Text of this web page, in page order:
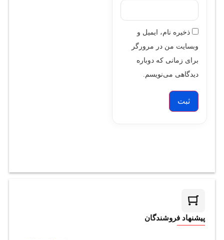
ذخیره نام، ایمیل و
وبسایت من در مرورگر
برای زمانی که دوباره
دیدگاهی می‌نویسم.
پیشنهاد فروشندگان